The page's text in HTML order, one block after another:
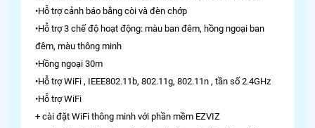
•Hỗ trợ cảnh báo bằng còi và đèn chớp
•Hỗ trợ 3 chế độ hoạt động: màu ban đêm, hồng ngoại ban
đêm, màu thông minh
•Hồng ngoại 30m
•Hỗ trợ WiFi , IEEE802.11b, 802.11g, 802.11n , tần số 2.4GHz
•Hỗ trợ WiFi
+ cài đặt WiFi thông minh với phần mềm EZVIZ